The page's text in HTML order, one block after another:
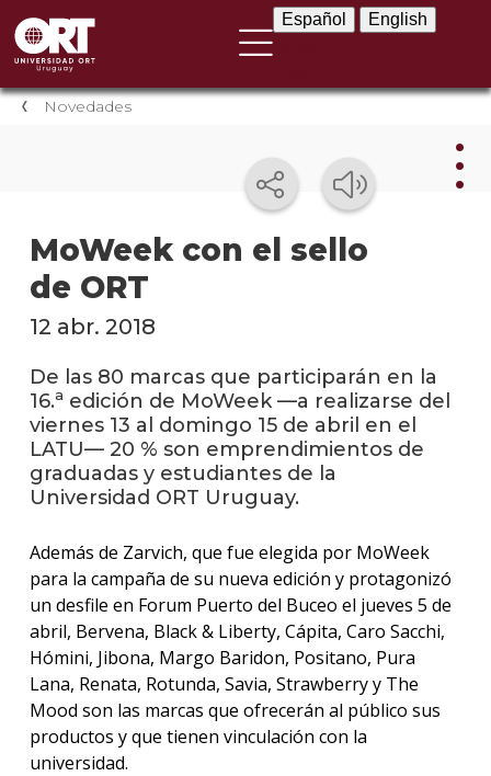
Español English
Novedades
MoWeek con el sello
de ORT
en
los
Blog
12 abr. 2018
De las 80 marcas que participarán en la
16.a edición de MoWeek —a realizarse del
viernes 13 al domingo 15 de abril en el
LATU— 20 % son emprendimientos de
graduadas y estudiantes de la
Universidad ORT Uruguay.
Además de Zarvich, que fue elegida por MoWeek
para la campaña de su nueva edición y protagonizó
un desfile en Forum Puerto del Buceo el jueves 5 de
abril, Bervena, Black & Liberty, Cápita, Caro Sacchi,
Hómini, Jibona, Margo Baridon, Positano, Pura
Lana, Renata, Rotunda, Savia, Strawberry y The
Mood son las marcas que ofrecerán al público sus
productos y que tienen vinculación con la
universidad.